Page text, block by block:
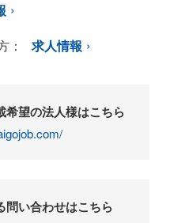
：
求人情報
希望の法人様はこちら
問い合わせはこちら